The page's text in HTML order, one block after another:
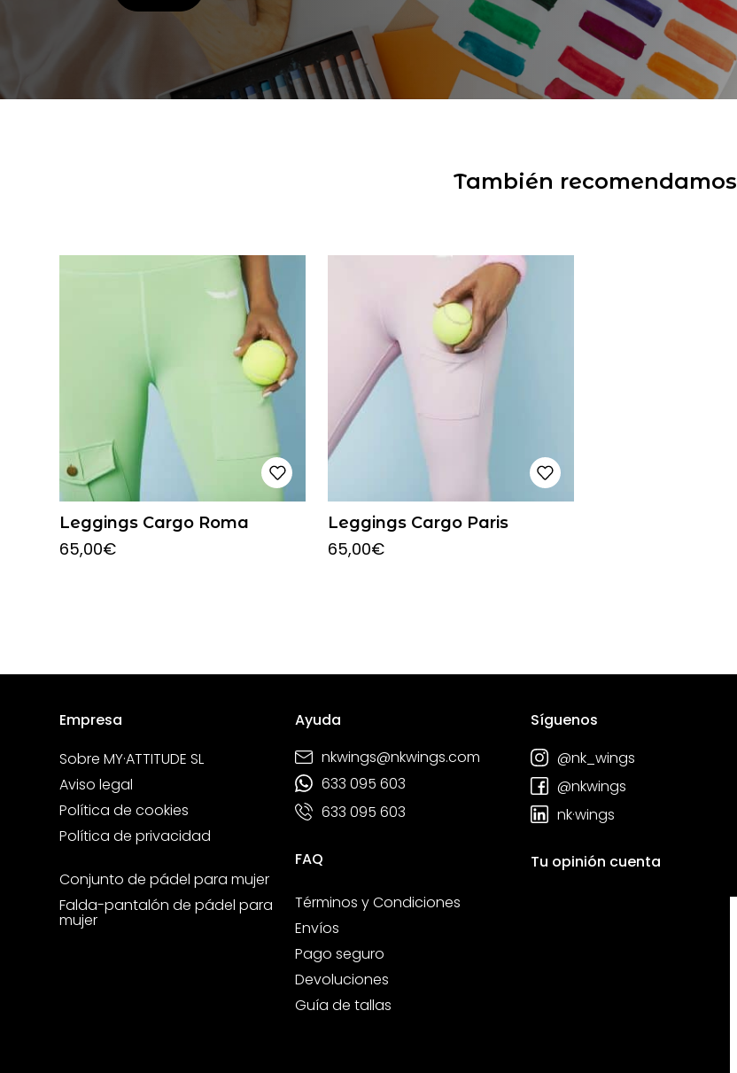
También recomendamos
Leggings Cargo Roma
65,00€
Leggings Cargo Paris
65,00€
Empresa
Sobre MY·ATTITUDE SL
Aviso legal
Política de cookies
Política de privacidad
Conjunto de pádel para mujer
Falda-pantalón de pádel para
mujer
Ayuda
nkwings@nkwings.com
633 095 603
633 095 603
FAQ
Términos y Condiciones
Envíos
Pago seguro
Devoluciones
Guía de tallas
Síguenos
@nk_wings
@nkwings
nk·wings
Tu opinión cuenta